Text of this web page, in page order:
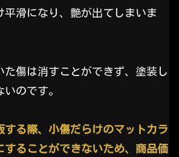
平滑になり、艶が出てしまいま
た傷は消すことができず、塗装し
のです。
する際、小傷だらけのマットカラ
することができないため、商品価